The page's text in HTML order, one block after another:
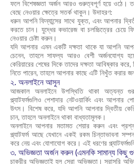
ফলে বিশেষজ্ঞতা অর্জন আরও গুরুত্বপূর্ণ হয়ে ওঠে।
বেছে নেওয়ার ক্ষেত্রে সতর্ক থাকুন। উদাহরণ:
ধরুন আপনি ফিন্যান্সের সাথে যুক্ত, এবং আপনার
করতে চান। যুদ্ধের কভারেজ বা চলচ্চিত্রের চেয়ে
নেওয়ার চেষ্টা করুন।
যদি আপনার এমন একটি দক্ষতা থাকে যা আপনি
চেনেন, তাহলে সাফল্য আরও বেশী অর্জনযোগ্য
কেরিয়ারের শেষের দিকে তাদের দক্ষতা আবিষ্কার
নিতে পারেন, তাহলে আপনার কাছে এটি নিখুঁত করার
২. অনলাইনে আসুন
আজকাল অনলাইনে উপস্থিতি থাকা অত্যন্ত
প্ল্যাটফর্মগুলিও পেশাদার নেটওয়ার্কিং এবং আপনার
উৎস। বিশেষ করে, যদি আপনি আপনার দ্বিতীয়
চান, তাহলে অনলাইনে থাকা বাধ্যতামূলক।
অনলাইনে আপনার মতামত শেয়ার করুন এবং
প্ল্যাটফর্ম আছে যেখানে একই রকম চিন্তাভাবনা
করে নেয় এবং যোগাযোগ করে। এই ধরণের
৩. অভিজ্ঞতা অর্জন করুন (এমনকি সামান্য কিছু
চাকরীর অভিজ্ঞতাই হল সেরা অভিজ্ঞতা। সরাসরি